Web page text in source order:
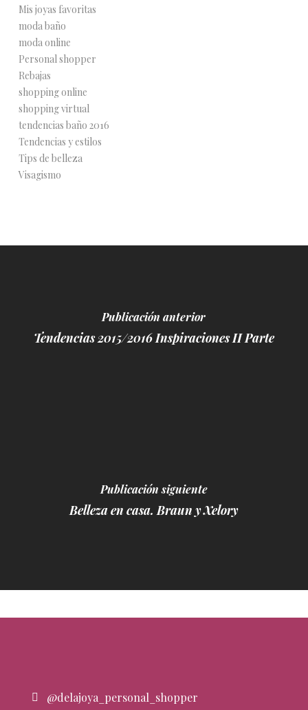
Mis joyas favoritas
moda baño
moda online
Personal shopper
Rebajas
shopping online
shopping virtual
tendencias baño 2016
Tendencias y estilos
Tips de belleza
Visagismo
Publicación anterior
Tendencias 2015/2016 Inspiraciones II Parte
Publicación siguiente
Belleza en casa. Braun y Xelory
@delajoya_personal_shopper